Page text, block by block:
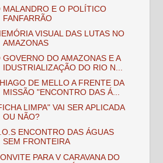
MALANDRO E O POLÍTICO
FANFARRÃO
VISUAL DAS LUTAS NO
AMAZONAS
GOVERNO DO AMAZONAS E A
IDUSTRIALIZAÇÃO DO RIO N...
DE MELLO A FRENTE DA
MISSÃO "ENCONTRO DAS Á...
LIMPA" VAI SER APLICADA
OU NÃO?
ENCONTRO DAS ÁGUAS
SEM FRONTEIRA
PARA V CARAVANA DO